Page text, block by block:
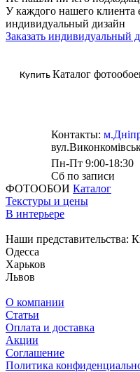
У каждого нашего клиента
индивидуальный дизайн
Заказать индивидуальный
Купить Каталог
Контакты:
Пн-Пт 9:00-18:30
Сб по записи
ФОТООБОИ Каталог
Текстуры и цены
В интерьере
Наши представительства:
Одесса
Харьков
Львов
О компании
Статьи
Оплата и доставка
Акции
Соглашение
Политика